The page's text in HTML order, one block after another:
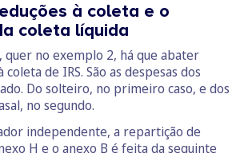
à coleta e o
coleta líquida
quer no exemplo 2, há que abater
de IRS. São as despesas dos
Do solteiro, no primeiro caso, e dos
no segundo.
independente, a repartição de
H e o anexo B é feita da seguinte